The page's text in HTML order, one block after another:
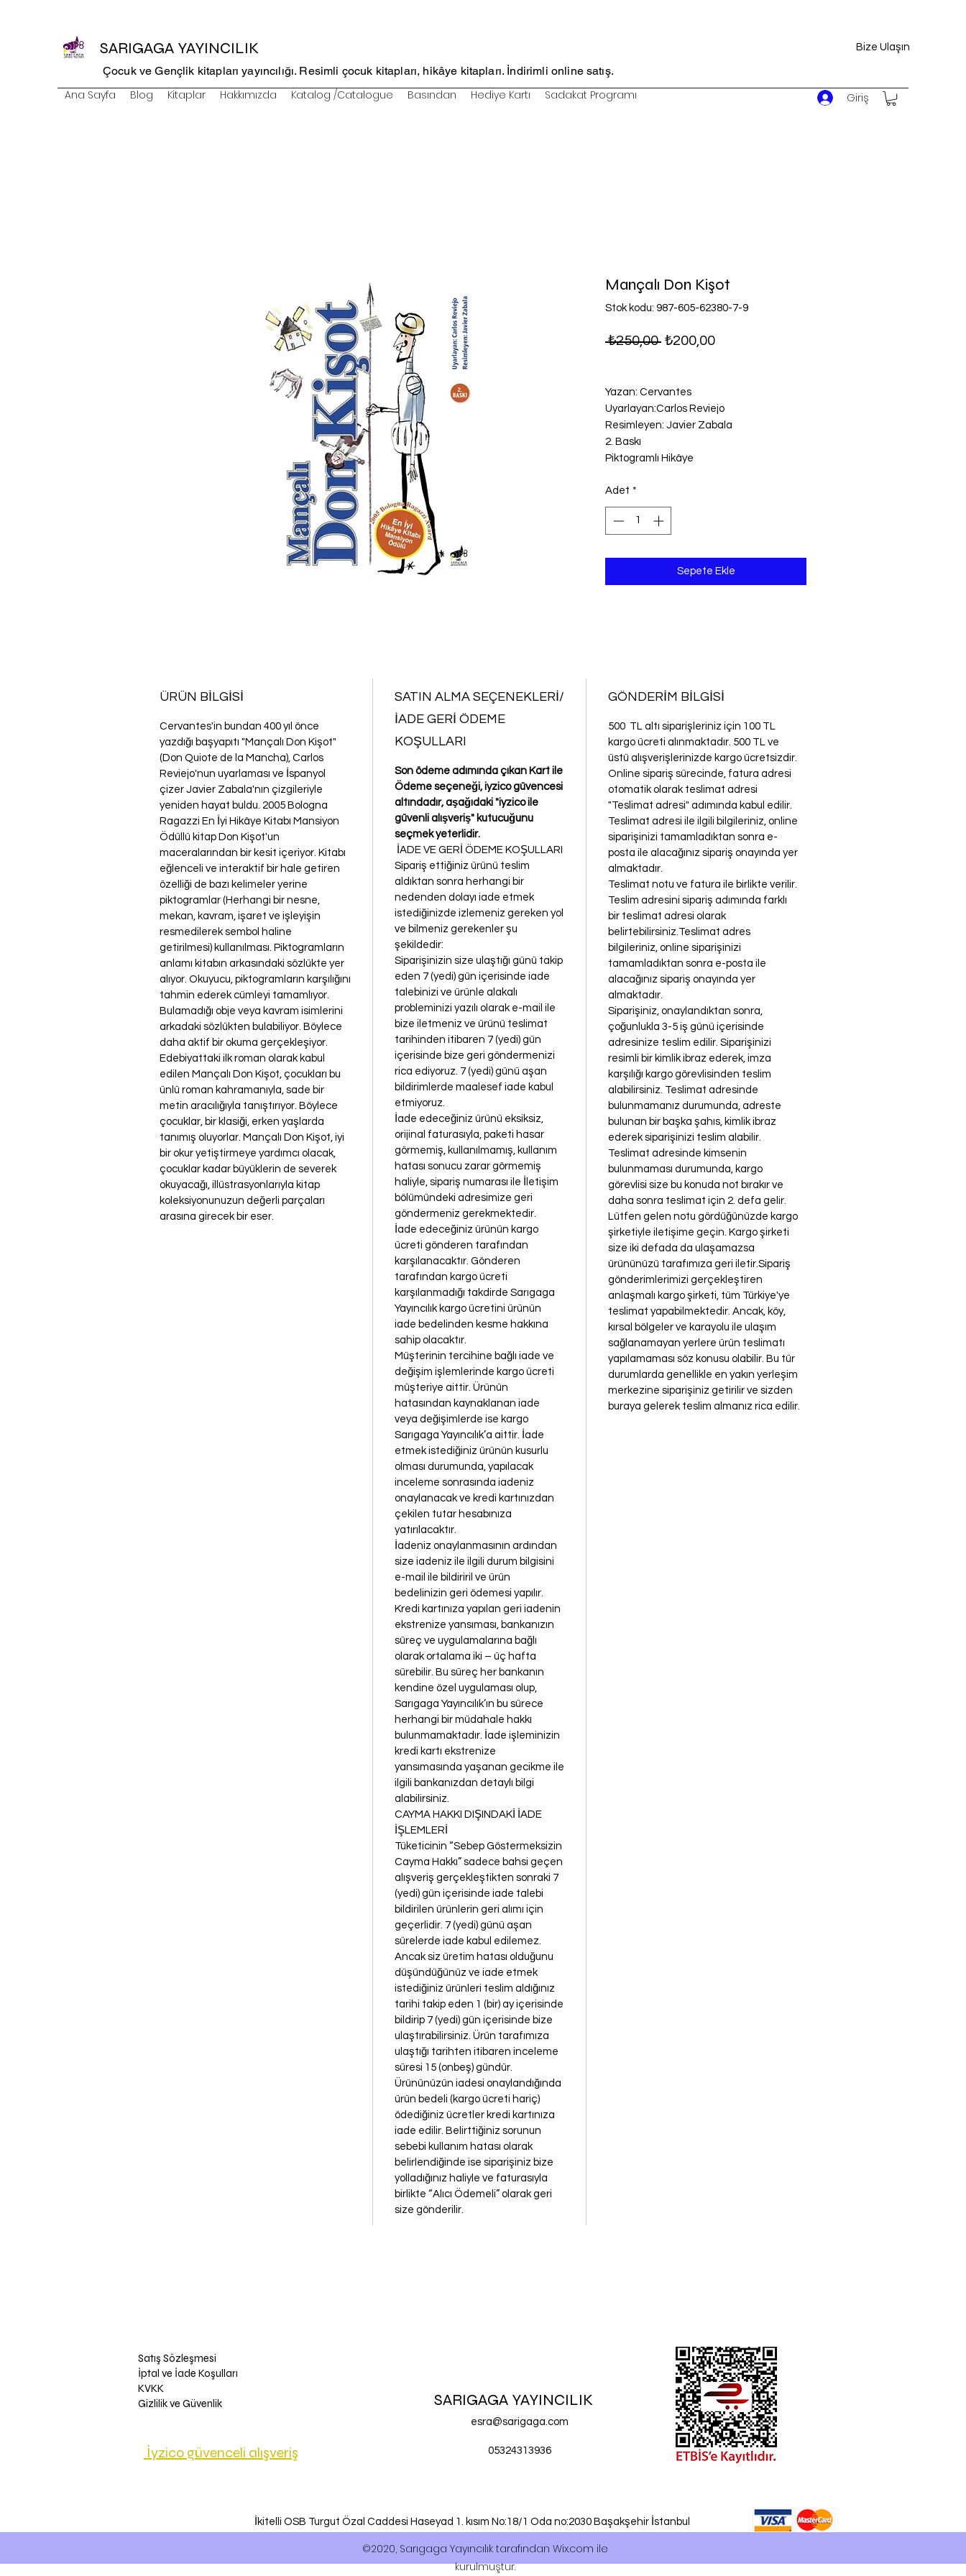
SARIGAGA YAYINCILIK Bize Ulaşın
Çocuk ve Gençlik kitapları yayıncılığı. Resimli çocuk kitapları, hikâye kitapları. İndirimli online satış.
Ana Sayfa Blog Kitaplar Hakkımızda Katalog /Catalogue Basından Hediye Kartı Sadakat Programı Giriş
Mançalı Don Kişot
Stok kodu: 987-605-62380-7-9
₺250,00 Normal
₺200,00İndirimli
Yazan: Cervantes
Uyarlayan:Carlos Reviejo
Resimleyen: Javier Zabala
2. Baskı
Piktogramlı Hikâye
Adet *
Sepete Ekle
ÜRÜN BİLGİSİ
Cervantes'in bundan 400 yıl önce
yazdığı başyapıtı "Mançalı Don Kişot"
(Don Quiote de la Mancha), Carlos
Reviejo'nun uyarlaması ve İspanyol
çizer Javier Zabala'nın çizgileriyle
yeniden hayat buldu. 2005 Bologna
Ragazzi En İyi Hikâye Kitabı Mansiyon
Ödüllü kitap Don Kişot'un
maceralarından bir kesit içeriyor. Kitabı
eğlenceli ve interaktif bir hale getiren
özelliği de bazı kelimeler yerine
piktogramlar (Herhangi bir nesne,
mekan, kavram, işaret ve işleyişin
resmedilerek sembol haline
getirilmesi) kullanılması. Piktogramların
anlamı kitabın arkasındaki sözlükte yer
alıyor. Okuyucu, piktogramların karşılığını
tahmin ederek cümleyi tamamlıyor.
Bulamadığı obje veya kavram isimlerini
arkadaki sözlükten bulabiliyor. Böylece
daha aktif bir okuma gerçekleşiyor.
Edebiyattaki ilk roman olarak kabul
edilen Mançalı Don Kişot, çocukları bu
ünlü roman kahramanıyla, sade bir
metin aracılığıyla tanıştırıyor. Böylece
çocuklar, bir klasiği, erken yaşlarda
tanımış oluyorlar. Mançalı Don Kişot, iyi
bir okur yetiştirmeye yardımcı olacak,
çocuklar kadar büyüklerin de severek
okuyacağı, illüstrasyonlarıyla kitap
koleksiyonunuzun değerli parçaları
arasına girecek bir eser.
SATIN ALMA SEÇENEKLERİ/
İADE GERİ ÖDEME
KOŞULLARI
Son ödeme adımında çıkan Kart ile
Ödeme seçeneği, iyzico güvencesi
altındadır, aşağıdaki "iyzico ile
güvenli alışveriş" kutucuğunu
seçmek yeterlidir.
İADE VE GERİ ÖDEME KOŞULLARI
Sipariş ettiğiniz ürünü teslim
aldıktan sonra herhangi bir
nedenden dolayı iade etmek
istediğinizde izlemeniz gereken yol
ve bilmeniz gerekenler şu
şekildedir:
Siparişinizin size ulaştığı günü takip
eden 7 (yedi) gün içerisinde iade
talebinizi ve ürünle alakalı
probleminizi yazılı olarak e-mail ile
bize iletmeniz ve ürünü teslimat
tarihinden itibaren 7 (yedi) gün
içerisinde bize geri göndermenizi
rica ediyoruz. 7 (yedi) günü aşan
bildirimlerde maalesef iade kabul
etmiyoruz.
İade edeceğiniz ürünü eksiksiz,
orijinal faturasıyla, paketi hasar
görmemiş, kullanılmamış, kullanım
hatası sonucu zarar görmemiş
haliyle, sipariş numarası ile İletişim
bölümündeki adresimize geri
göndermeniz gerekmektedir.
İade edeceğiniz ürünün kargo
ücreti gönderen tarafından
karşılanacaktır. Gönderen
tarafından kargo ücreti
karşılanmadığı takdirde Sarıgaga
Yayıncılık kargo ücretini ürünün
iade bedelinden kesme hakkına
sahip olacaktır.
Müşterinin tercihine bağlı iade ve
değişim işlemlerinde kargo ücreti
müşteriye aittir. Ürünün
hatasından kaynaklanan iade
veya değişimlerde ise kargo
Sarıgaga Yayıncılık’a aittir. İade
etmek istediğiniz ürünün kusurlu
olması durumunda, yapılacak
inceleme sonrasında iadeniz
onaylanacak ve kredi kartınızdan
çekilen tutar hesabınıza
yatırılacaktır.
İadeniz onaylanmasının ardından
size iadeniz ile ilgili durum bilgisini
e-mail ile bildiriril ve ürün
bedelinizin geri ödemesi yapılır.
Kredi kartınıza yapılan geri iadenin
ekstrenize yansıması, bankanızın
süreç ve uygulamalarına bağlı
olarak ortalama iki – üç hafta
sürebilir. Bu süreç her bankanın
kendine özel uygulaması olup,
Sarıgaga Yayıncılık’ın bu sürece
herhangi bir müdahale hakkı
bulunmamaktadır. İade işleminizin
kredi kartı ekstrenize
yansımasında yaşanan gecikme ile
ilgili bankanızdan detaylı bilgi
alabilirsiniz.
CAYMA HAKKI DIŞINDAKİ İADE
İŞLEMLERİ
Tüketicinin “Sebep Göstermeksizin
Cayma Hakkı” sadece bahsi geçen
alışveriş gerçekleştikten sonraki 7
(yedi) gün içerisinde iade talebi
bildirilen ürünlerin geri alımı için
geçerlidir. 7 (yedi) günü aşan
sürelerde iade kabul edilemez.
Ancak siz üretim hatası olduğunu
düşündüğünüz ve iade etmek
istediğiniz ürünleri teslim aldığınız
tarihi takip eden 1 (bir) ay içerisinde
bildirip 7 (yedi) gün içerisinde bize
ulaştırabilirsiniz. Ürün tarafımıza
ulaştığı tarihten itibaren inceleme
süresi 15 (onbeş) gündür.
Ürününüzün iadesi onaylandığında
ürün bedeli (kargo ücreti hariç)
ödediğiniz ücretler kredi kartınıza
iade edilir. Belirttiğiniz sorunun
sebebi kullanım hatası olarak
belirlendiğinde ise siparişiniz bize
yolladığınız haliyle ve faturasıyla
birlikte “Alıcı Ödemeli” olarak geri
size gönderilir.
GÖNDERİM BİLGİSİ
500 TL altı siparişleriniz için 100 TL
kargo ücreti alınmaktadır. 500 TL ve
üstü alışverişlerinizde kargo ücretsizdir.
Online sipariş sürecinde, fatura adresi
otomatik olarak teslimat adresi
"Teslimat adresi" adımında kabul edilir.
Teslimat adresi ile ilgili bilgileriniz, online
siparişinizi tamamladıktan sonra e-
posta ile alacağınız sipariş onayında yer
almaktadır.
Teslimat notu ve fatura ile birlikte verilir.
Teslim adresini sipariş adımında farklı
bir teslimat adresi olarak
belirtebilirsiniz.Teslimat adres
bilgileriniz, online siparişinizi
tamamladıktan sonra e-posta ile
alacağınız sipariş onayında yer
almaktadır.
Siparişiniz, onaylandıktan sonra,
çoğunlukla 3-5 iş günü içerisinde
adresinize teslim edilir. Siparişinizi
resimli bir kimlik ibraz ederek, imza
karşılığı kargo görevlisinden teslim
alabilirsiniz. Teslimat adresinde
bulunmamanız durumunda, adreste
bulunan bir başka şahıs, kimlik ibraz
ederek siparişinizi teslim alabilir.
Teslimat adresinde kimsenin
bulunmaması durumunda, kargo
görevlisi size bu konuda not bırakır ve
daha sonra teslimat için 2. defa gelir.
Lütfen gelen notu gördüğünüzde kargo
şirketiyle iletişime geçin. Kargo şirketi
size iki defada da ulaşamazsa
ürününüzü tarafımıza geri iletir. Sipariş
gönderimlerimizi gerçekleştiren
anlaşmalı kargo şirketi, tüm Türkiye'ye
teslimat yapabilmektedir. Ancak, köy,
kırsal bölgeler ve karayolu ile ulaşım
sağlanamayan yerlere ürün teslimatı
yapılamaması söz konusu olabilir. Bu tür
durumlarda genellikle en yakın yerleşim
merkezine siparişiniz getirilir ve sizden
buraya gelerek teslim almanız rica edilir.
SARIGAGA YAYINCILIK
Satış Sözleşmesi
İptal ve İade Koşulları
KVKK
Gizlilik ve Güvenlik
esra@sarigaga.com
İyzico güvenceli alışveriş 05324313936
İkitelli OSB Turgut Özal Caddesi Haseyad 1. kısım No:18/1 Oda no:2030 Başakşehir İstanbul
©2020, Sarıgaga Yayıncılık tarafından Wix.com ile
kurulmuştur.